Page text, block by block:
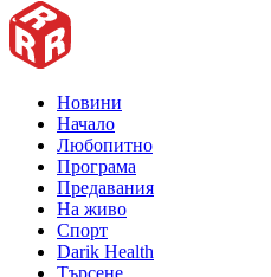
Новини
Начало
Любопитно
Програма
Предавания
На живо
Спорт
Darik Health